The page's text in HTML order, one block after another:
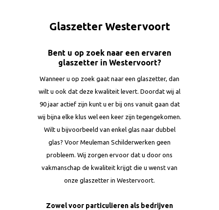
Glaszetter Westervoort
Bent u op zoek naar een ervaren
glaszetter in Westervoort?
Wanneer u op zoek gaat naar een glaszetter, dan
wilt u ook dat deze kwaliteit levert. Doordat wij al
90 jaar actief zijn kunt u er bij ons vanuit gaan dat
wij bijna elke klus wel een keer zijn tegengekomen.
Wilt u bijvoorbeeld van enkel glas naar dubbel
glas? Voor Meuleman Schilderwerken geen
probleem. Wij zorgen ervoor dat u door ons
vakmanschap de kwaliteit krijgt die u wenst van
onze glaszetter in Westervoort.
Zowel voor particulieren als bedrijven